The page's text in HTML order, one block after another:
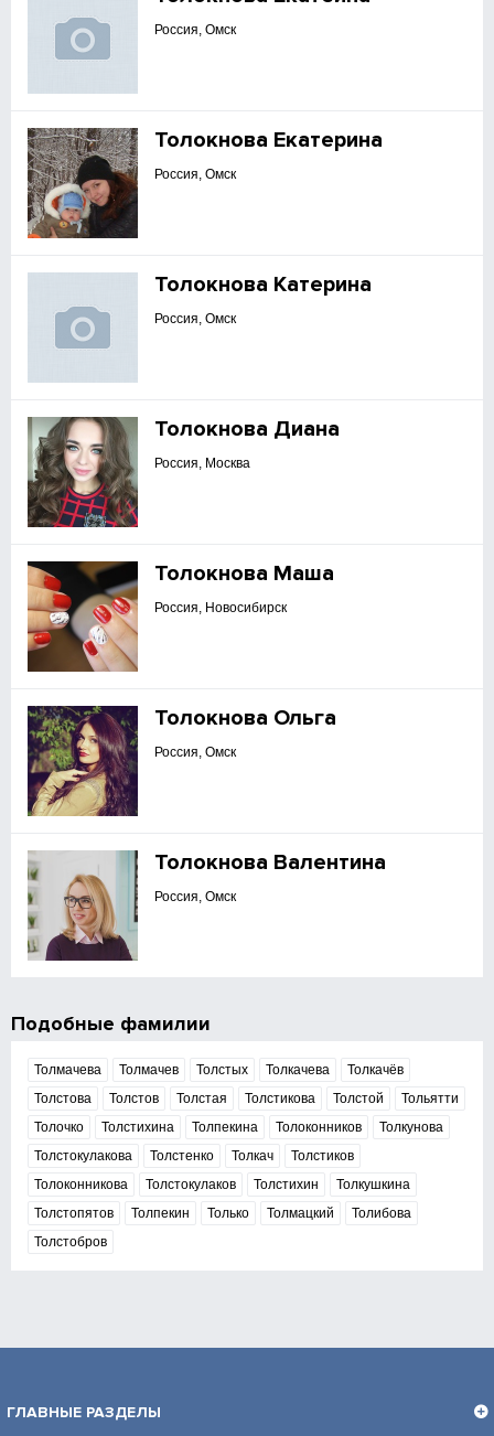
Россия, Омск
Толокнова Екатерина
Россия, Омск
Толокнова Катерина
Россия, Омск
Толокнова Диана
Россия, Москва
Толокнова Маша
Россия, Новосибирск
Толокнова Ольга
Россия, Омск
Толокнова Валентина
Россия, Омск
Подобные фамилии
Толмачева Толмачев Толстых Толкачева
Толкачёв
Толстова
Толстов Толстая Толстикова Толстой
Тольятти
Толочко
Толстихина Толпекина Толоконников
Толкунова
Толстокулакова
Толстенко Толкач
Толстиков
Толоконникова
Толстокулаков Толстихин
Толкушкина
Толстопятов
Толпекин Только Толмацкий
Толибова
Толстобров
ГЛАВНЫЕ РАЗДЕЛЫ